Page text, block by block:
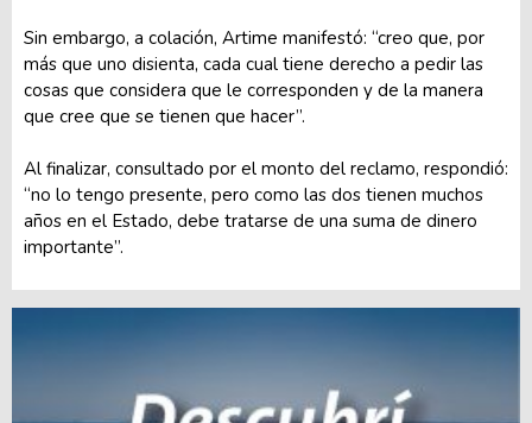
Sin embargo, a colación, Artime manifestó: “creo que, por
más que uno disienta, cada cual tiene derecho a pedir las
cosas que considera que le corresponden y de la manera
que cree que se tienen que hacer”.
Al finalizar, consultado por el monto del reclamo, respondió:
“no lo tengo presente, pero como las dos tienen muchos
años en el Estado, debe tratarse de una suma de dinero
importante”.